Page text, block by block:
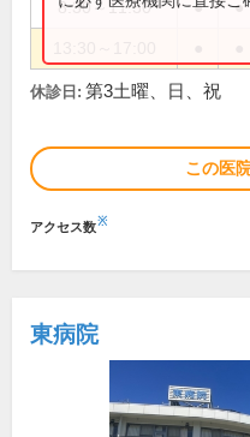
8:30～11:30 ● ●
休診日: 第3土曜、日、祝
この医
アクセス数※
東病院